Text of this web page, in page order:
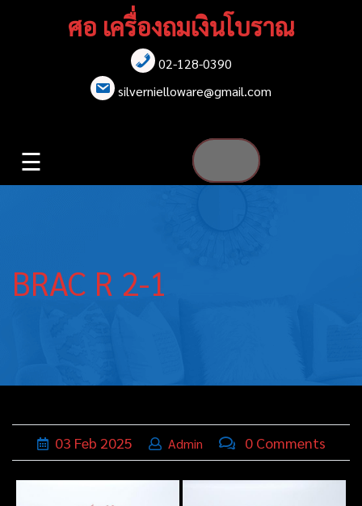
ศอ เครื่องถมเงินโบราณ
02-128-0390
silvernielloware@gmail.com
สร้อยข้อมือ
เข็มขัด
ฐานเสียบ
☰
BRAC R 2-1
03 Feb 2025 Admin 0 Comments